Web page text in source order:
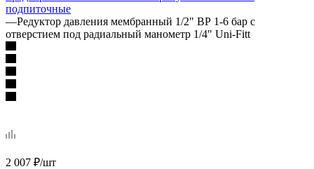
подпиточные
—Редуктор давления мембранный 1/2" ВР 1-6 бар с
отверстием под радиальный манометр 1/4" Uni-Fitt
2 007 ₽/шт